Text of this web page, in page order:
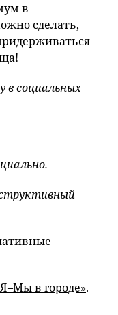
в
сделать,
в социальных
в городе».